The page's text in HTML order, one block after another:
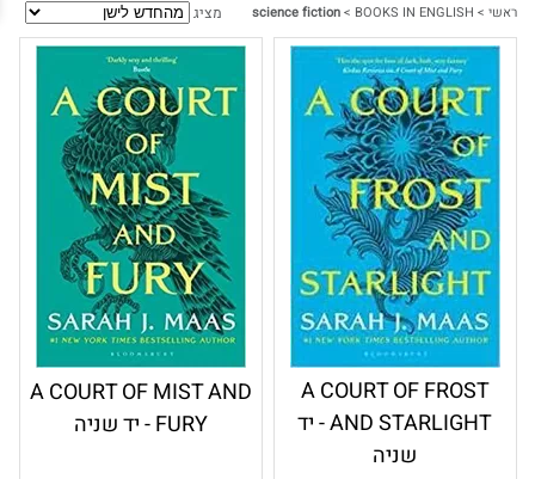
ראשי >
BOOKS IN ENGLISH
>
science fiction מציג
A COURT OF FROST
AND STARLIGHT - יד
שניה
A COURT OF MIST AND
FURY - יד שניה